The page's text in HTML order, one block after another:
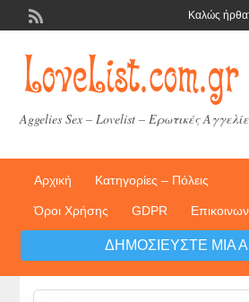
Καλώς
Aggelies Sex – Lovelist – Ερωτικές
Αρχική Κατηγορίες – Πόλεις
Όροι Χρήσης GDPR
ΔΗΜΟΣΙΕΎΣΤΕ ΜΙΑ